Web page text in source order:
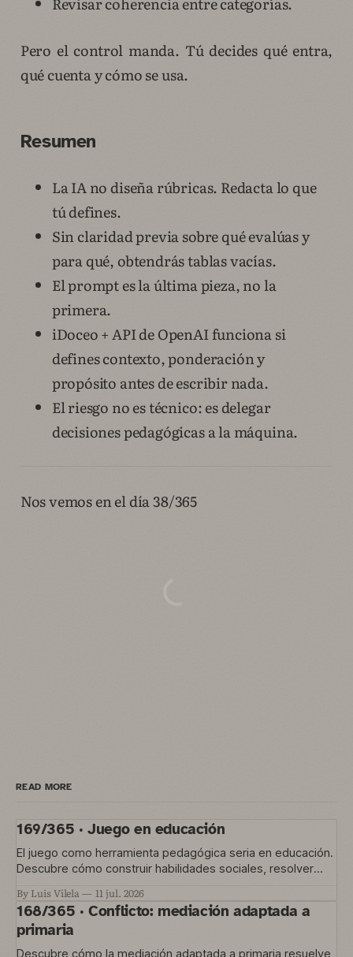
Pero el control manda. Tú decides qué entra,
qué cuenta y cómo se usa.
Resumen
La IA no diseña rúbricas. Redacta lo que
tú defines.
Sin claridad previa sobre qué evalúas y
para qué, obtendrás tablas vacías.
El prompt es la última pieza, no la
primera.
iDoceo + API de OpenAI funciona si
defines contexto, ponderación y
propósito antes de escribir nada.
El riesgo no es técnico: es delegar
decisiones pedagógicas a la máquina.
Nos vemos en el día 38/365
READ MORE
169/365 · Juego en educación
El juego como herramienta pedagógica seria en educación.
Descubre cómo construir habilidades sociales, resolver
By Luis Vilela 11 jul. 2026
168/365 · Conflicto: mediación adaptada a
primaria
Descubre cómo la mediación adaptada a primaria resuelve